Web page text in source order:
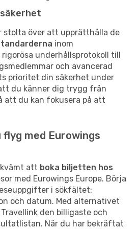
stolta över att upprätthålla de
inom
underhållsprotokoll till
och avancerad
prioritet din säkerhet under
du känner dig trygg från
att du kan fokusera på att
flyg med Eurowings
att boka biljetten hos
med Eurowings Europe. Börja
i sökfältet:
och datum. Med alternativet
den billigaste och
När du har bekräftat